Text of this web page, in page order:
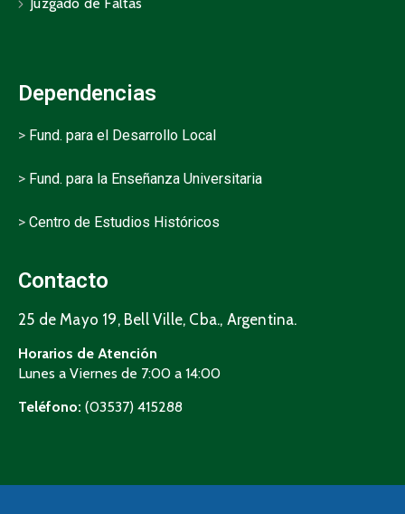
Dependencias
> Fund. para el Desarrollo Local
> Fund. para la Enseñanza Universitaria
> Centro de Estudios Históricos
Contacto
25 de Mayo 19, Bell Ville, Cba., Argentina.
Horarios de Atención
Lunes a Viernes de 7:00 a 14:00
Teléfono: (03537) 415288